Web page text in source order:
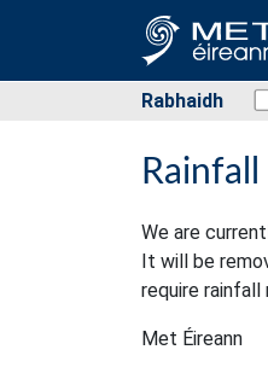
Rabhaidh
We are
It will be
require
Met Éireann